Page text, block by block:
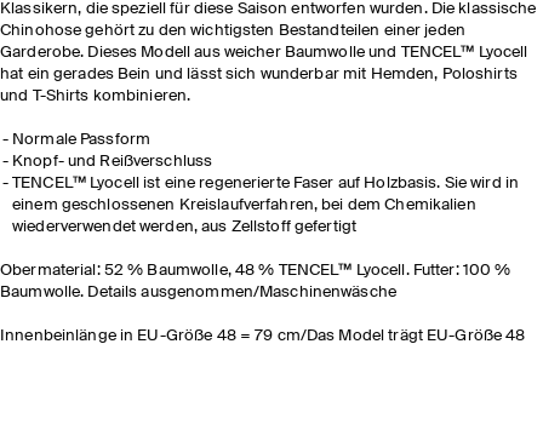
Klassikern, die speziell für diese Saison entworfen wurden. Die klassische
Chinohose gehört zu den wichtigsten Bestandteilen einer jeden
Garderobe. Dieses Modell aus weicher Baumwolle und TENCEL™ Lyocell
hat ein gerades Bein und lässt sich wunderbar mit Hemden, Poloshirts
und T-Shirts kombinieren.
Normale Passform
Knopf- und Reißverschluss
TENCEL™ Lyocell ist eine regenerierte Faser auf Holzbasis. Sie wird in
einem geschlossenen Kreislaufverfahren, bei dem Chemikalien
wiederverwendet werden, aus Zellstoff gefertigt
Obermaterial: 52 % Baumwolle, 48 % TENCEL™ Lyocell. Futter: 100 %
Baumwolle. Details ausgenommen/Maschinenwäsche
Innenbeinlänge in EU-Größe 48 = 79 cm/Das Model trägt EU-Größe 48